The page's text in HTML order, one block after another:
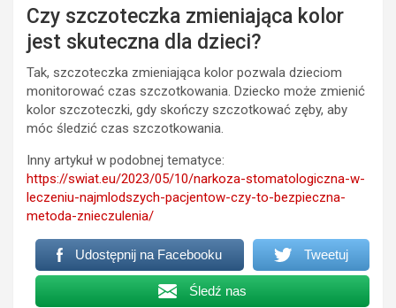
Czy szczoteczka zmieniająca kolor
jest skuteczna dla dzieci?
Tak, szczoteczka zmieniająca kolor pozwala dzieciom
monitorować czas szczotkowania. Dziecko może zmienić
kolor szczoteczki, gdy skończy szczotkować zęby, aby
móc śledzić czas szczotkowania.
Inny artykuł w podobnej tematyce:
https://swiat.eu/2023/05/10/narkoza-stomatologiczna-w-
leczeniu-najmlodszych-pacjentow-czy-to-bezpieczna-
metoda-znieczulenia/
Udostępnij na Facebooku Tweetuj
Śledź nas